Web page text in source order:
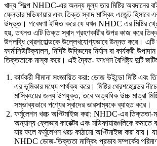
খাদ্য শিল্পে NHDC-এর অনন্য মূল্য তার মিষ্টির অবদানের
ফ্লেভার মডিফায়ার এবং তিক্ত স্বাদ মাস্কিং এজেন্ট হিসাবে
উদ্ভূত। গবেষণা ইঙ্গিত করে যে যখন NHDC এর মিষ্টির
হয়, তখনও এটি তিক্ত স্বাদ গ্রহণকারীর উপর কাজ করে
উপলব্ধি থ্রেশহোল্ডকে উল্লেখযোগ্যভাবে উন্নত করে। এটি
ফার্মাসিউটিক্যালস, নির্দিষ্ট উদ্ভিদের নির্যাস বা কার্যকরী
তিক্ততাকে মাস্ক করে। এই দ্বৈত- ফাংশন বৈশিষ্ট্য দুটি
কার্যকরী সীমানা সংজ্ঞায়িত করা: ডোজ উইন্ডো মিষ্টি এবং
এর ভূমিকার মধ্যে পার্থক্য করে। মিষ্টির থ্রেশহোল্ডের
মাস্কিংয়ের জন্য উপযুক্ত, তবে অত্যধিক উচ্চ মাত্রা
সম্ভাব্যভাবে পণ্যের স্বাদের ভারসাম্যকে ব্যাহত করে।
ফর্মুলেশন খরচ অপ্টিমাইজ করা: NHDC-এর তিক্ততা-
অন্যান্য ফ্লেভার কারেক্টর এবং মডিফায়ারগুলিকে কমাতে
যার ফলে ফর্মুলেশন খরচ কাঠামো অপ্টিমাইজ করা যায়।
NHDC ডোজ-তিক্ততা মাস্কিং প্রভাব সম্পর্কের